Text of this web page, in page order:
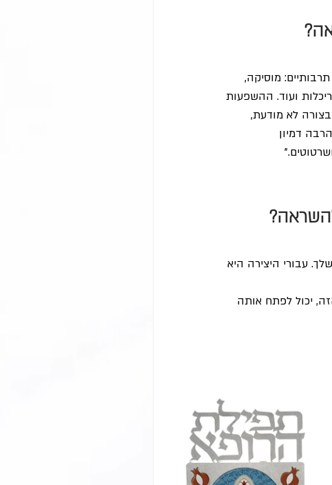
מוסיקה,
ועוד. ההשפעות
בצורה לא מודעת,
דמיון
"אני חושבת שהשראה היא מתנת שמיים וכברגע שקיבלת אותה, היא כבר חלק מה-DNA שלך. עבורי היצירה היא
יכול לפתח אותה